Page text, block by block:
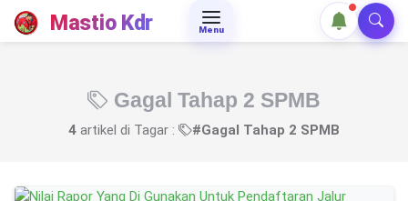
Mastio Kdr Menu
Gagal Tahap 2 SPMB
4 artikel di Tagar : #Gagal Tahap 2 SPMB